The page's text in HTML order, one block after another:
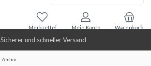
Sicherer und schneller Versand
Warenkorb
Merkzettel Mein Konto
Archiv